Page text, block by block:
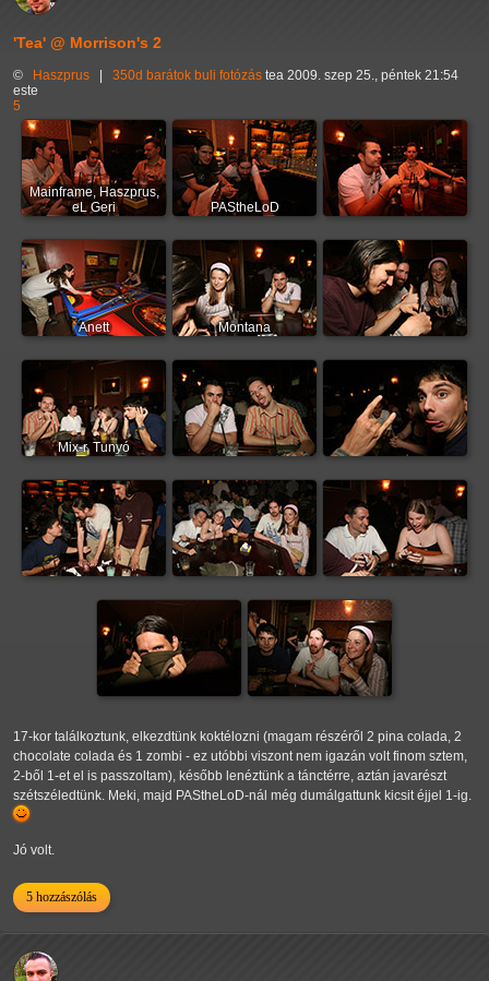
'Tea' @ Morrison's 2
© Haszprus | 350d barátok buli fotózás tea 2009. szep 25., péntek 21:54
este
5
Mainframe, Haszprus,
eL Geri
PAStheLoD
Anett Montana
Mix-r, Tunyó
17-kor találkoztunk, elkezdtünk koktélozni (magam részéről 2 pina colada, 2
chocolate colada és 1 zombi - ez utóbbi viszont nem igazán volt finom sztem,
2-ből 1-et el is passzoltam), később lenéztünk a tánctérre, aztán javarészt
szétszéledtünk. Meki, majd PAStheLoD-nál még dumálgattunk kicsit éjjel 1-ig.
Jó volt.
5 hozzászólás